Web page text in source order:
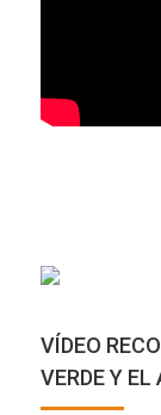
VÍDEO
VERDE Y EL